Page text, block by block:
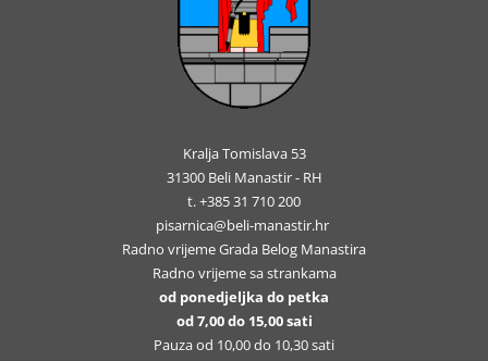
Kralja Tomislava 53
31300 Beli Manastir - RH
t. +385 31 710 200
pisarnica@beli-manastir.hr
Radno vrijeme Grada Belog Manastira
Radno vrijeme sa strankama
od ponedjeljka do petka
od 7,00 do 15,00 sati
Pauza od 10,00 do 10,30 sati